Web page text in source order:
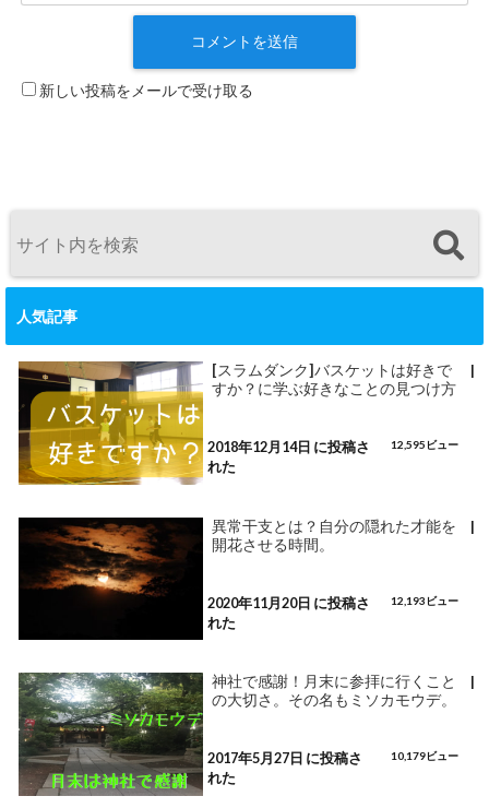
新しい投稿をメールで受け取る
人気記事
[スラムダンク]バスケットは好きで
すか？に学ぶ好きなことの見つけ方
12,595ビュー
|
2018年12月14日 に投稿さ
れた
異常干支とは？自分の隠れた才能を
開花させる時間。
12,193ビュー
|
2020年11月20日 に投稿さ
れた
神社で感謝！月末に参拝に行くこと
の大切さ。その名もミソカモウデ。
10,179ビュー
|
2017年5月27日 に投稿さ
れた